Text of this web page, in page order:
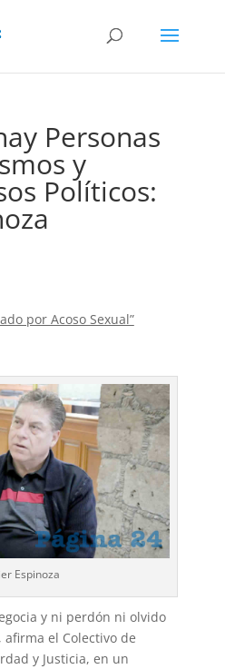
Personas
y
Políticos:
por Acoso Sexual”
Espinoza
y ni perdón ni olvido
afirma el Colectivo de
y Justicia, en un